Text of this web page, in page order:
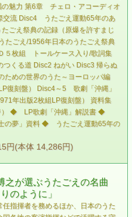
魅力 第6章 チェロ・アコーディオ
交流 Disc4 うたごえ運動65年のあ
ごえ祭典の記録（原爆を許すまじ
たごえ/1956年日本のうたごえ祭典
枚組 トールケース入り/歌詞集
くる道 Disc2 ねがい Disc3 帰らぬ
ための世界のうた～ヨーロッパ編
復刻盤） Disc4～5 歌劇「沖縄」
年出版2枚組LP復刻盤） 資料集
） ◆ LP歌劇「沖縄」解説書 ◆
の夢」資料 ◆ うたごえ運動65年の
円(本体 14,286円)
之が選ぶうたごえの名曲
のように」
任指揮者を務めるほか、日本のうた